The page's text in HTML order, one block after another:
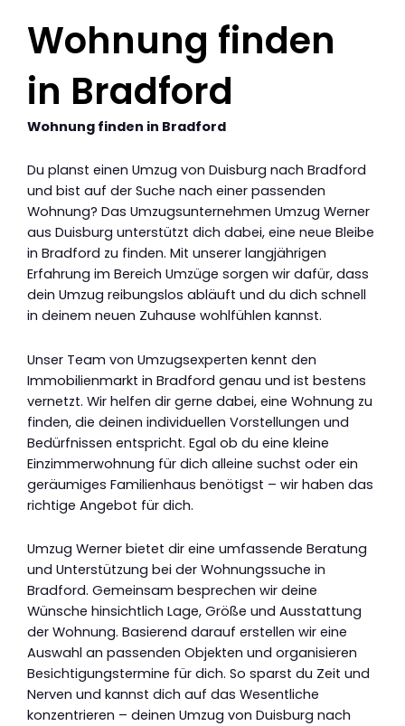
Wohnung finden
in Bradford
Wohnung finden in Bradford
Du planst einen Umzug von Duisburg nach Bradford
und bist auf der Suche nach einer passenden
Wohnung? Das Umzugsunternehmen Umzug Werner
aus Duisburg unterstützt dich dabei, eine neue Bleibe
in Bradford zu finden. Mit unserer langjährigen
Erfahrung im Bereich Umzüge sorgen wir dafür, dass
dein Umzug reibungslos abläuft und du dich schnell
in deinem neuen Zuhause wohlfühlen kannst.
Unser Team von Umzugsexperten kennt den
Immobilienmarkt in Bradford genau und ist bestens
vernetzt. Wir helfen dir gerne dabei, eine Wohnung zu
finden, die deinen individuellen Vorstellungen und
Bedürfnissen entspricht. Egal ob du eine kleine
Einzimmerwohnung für dich alleine suchst oder ein
geräumiges Familienhaus benötigst – wir haben das
richtige Angebot für dich.
Umzug Werner bietet dir eine umfassende Beratung
und Unterstützung bei der Wohnungssuche in
Bradford. Gemeinsam besprechen wir deine
Wünsche hinsichtlich Lage, Größe und Ausstattung
der Wohnung. Basierend darauf erstellen wir eine
Auswahl an passenden Objekten und organisieren
Besichtigungstermine für dich. So sparst du Zeit und
Nerven und kannst dich auf das Wesentliche
konzentrieren – deinen Umzug von Duisburg nach